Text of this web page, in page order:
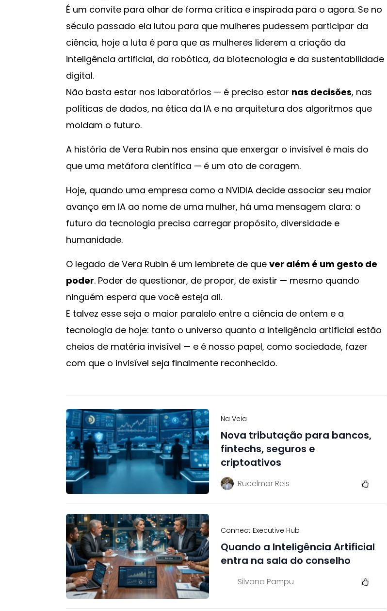
É um convite para olhar de forma crítica e inspirada para o agora. Se no
século passado ela lutou para que mulheres pudessem participar da
ciência, hoje a luta é para que as mulheres liderem a criação da
inteligência artificial, da robótica, da biotecnologia e da sustentabilidade
digital.
Não basta estar nos laboratórios — é preciso estar nas decisões, nas
políticas de dados, na ética da IA e na arquitetura dos algoritmos que
moldam o futuro.
A história de Vera Rubin nos ensina que enxergar o invisível é mais do
que uma metáfora científica — é um ato de coragem.
Hoje, quando uma empresa como a NVIDIA decide associar seu maior
avanço em IA ao nome de uma mulher, há uma mensagem clara: o
futuro da tecnologia precisa carregar propósito, diversidade e
humanidade.
O legado de Vera Rubin é um lembrete de que ver além é um gesto de
poder. Poder de questionar, de propor, de existir — mesmo quando
ninguém espera que você esteja ali.
E talvez esse seja o maior paralelo entre a ciência de ontem e a
tecnologia de hoje: tanto o universo quanto a inteligência artificial estão
cheios de matéria invisível — e é nosso papel, como sociedade, fazer
com que o invisível seja finalmente reconhecido.
Na Veia
Nova tributação para bancos,
fintechs, seguros e
criptoativos
Rucelmar Reis
Connect Executive Hub
Quando a Inteligência Artificial
entra na sala do conselho
Silvana Pampu